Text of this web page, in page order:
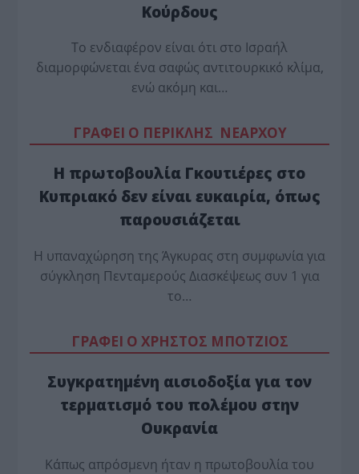
Κούρδους
Το ενδιαφέρον είναι ότι στο Ισραήλ
διαμορφώνεται ένα σαφώς αντιτουρκικό κλίμα,
ενώ ακόμη και…
ΓΡΑΦΕΙ Ο ΠΕΡΙΚΛΗΣ ΝΕΑΡΧΟΥ
Η πρωτοβουλία Γκουτιέρες στο
Κυπριακό δεν είναι ευκαιρία, όπως
παρουσιάζεται
Η υπαναχώρηση της Άγκυρας στη συμφωνία για
σύγκληση Πενταμερούς Διασκέψεως συν 1 για
το…
ΓΡΑΦΕΙ Ο ΧΡΗΣΤΟΣ ΜΠΟΤΖΙΟΣ
Συγκρατημένη αισιοδοξία για τον
τερματισμό του πολέμου στην
Ουκρανία
Κάπως απρόσμενη ήταν η πρωτοβουλία του